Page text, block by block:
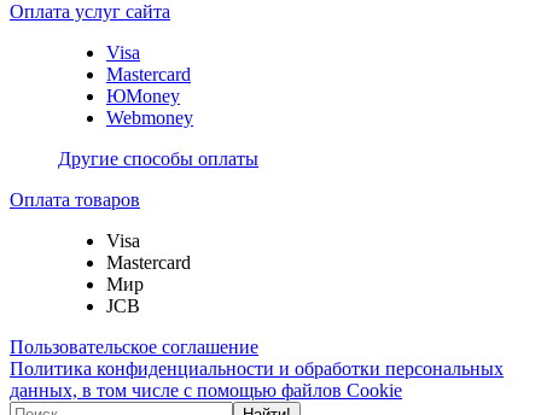
Оплата услуг сайта
Visa
Mastercard
ЮMoney
Webmoney
Другие способы оплаты
Оплата товаров
Visa
Mastercard
Мир
JCB
Пользовательское соглашение
Политика конфиденциальности и обработки персональных
данных, в том числе с помощью файлов Cookie